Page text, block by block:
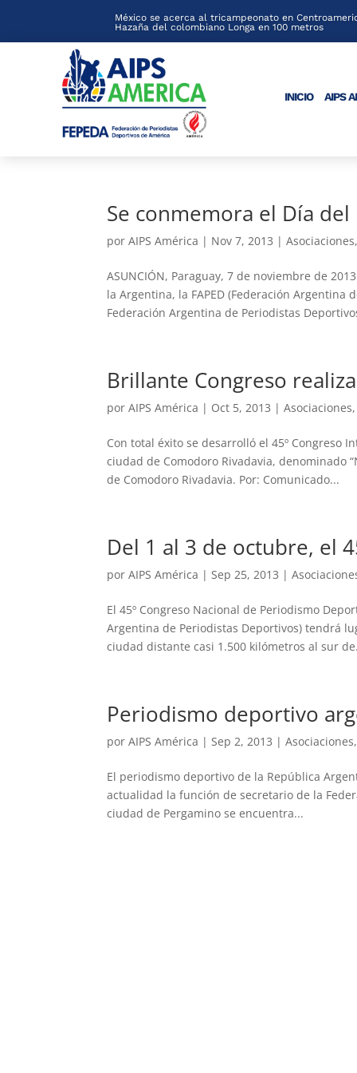
México se acerca al tricampeonato en
Hazaña del colombiano Longa en 100 metros
INICIO AIPS
Se conmemora el Día
porAIPS América | Nov 7, 2013 |Asociaciones
ASUNCIÓN, Paraguay, 7 de noviembre de
la Argentina, la FAPED (Federación
Federación Argentina de Periodistas
Brillante Congreso
porAIPS América | Oct 5, 2013 |Asociaciones
Con total éxito se desarrolló el 45º Congreso
ciudad de Comodoro Rivadavia, denominado
de Comodoro Rivadavia. Por: Comunicado...
Del 1 al 3 de octubre, el
porAIPS América |Sep 25, 2013 |
El 45º Congreso Nacional de Periodismo
Argentina de Periodistas Deportivos) tendrá
ciudad distante casi 1.500 kilómetros al sur
Periodismo deportivo
porAIPS América |Sep 2, 2013 |Asociaciones
El periodismo deportivo de la República
actualidad la función de secretario de la
ciudad de Pergamino se encuentra...